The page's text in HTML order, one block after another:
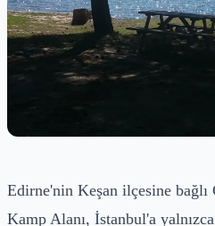
Edirne'nin Keşan ilçesine bağlı
Kamp Alanı, İstanbul'a